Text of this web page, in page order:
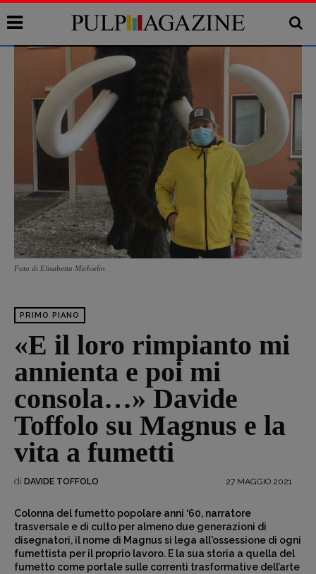
Foto di Elisabetta Michielin
PRIMO PIANO
«E il loro rimpianto mi
annienta e poi mi
consola…» Davide
Toffolo su Magnus e la
vita a fumetti
di DAVIDE TOFFOLO 27 MAGGIO 2021
Colonna del fumetto popolare anni ‘60, narratore
trasversale e di culto per almeno due generazioni di
disegnatori, il nome di Magnus si lega all'ossessione di ogni
fumettista per il proprio lavoro. E la sua storia a quella del
fumetto come portale sulle correnti trasformative dell’arte